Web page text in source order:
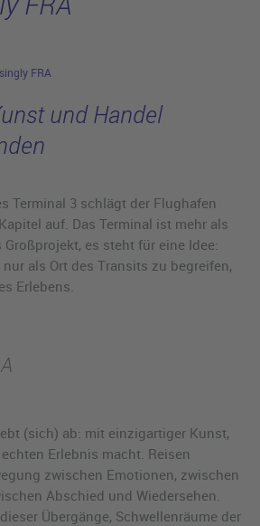
FRA
und Handel
Terminal 3 schlägt der Flughafen
auf. Das Terminal ist mehr als
es steht für eine Idee:
als Ort des Transits zu begreifen,
Erlebens.
(sich) ab: mit einzigartiger Kunst,
Erlebnis macht. Reisen
zwischen Emotionen, zwischen
Abschied und Wiedersehen.
Übergänge, Schwellenräume der